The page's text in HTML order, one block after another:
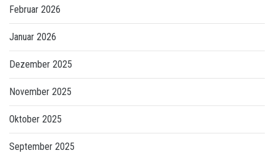
Februar 2026
Januar 2026
Dezember 2025
November 2025
Oktober 2025
September 2025